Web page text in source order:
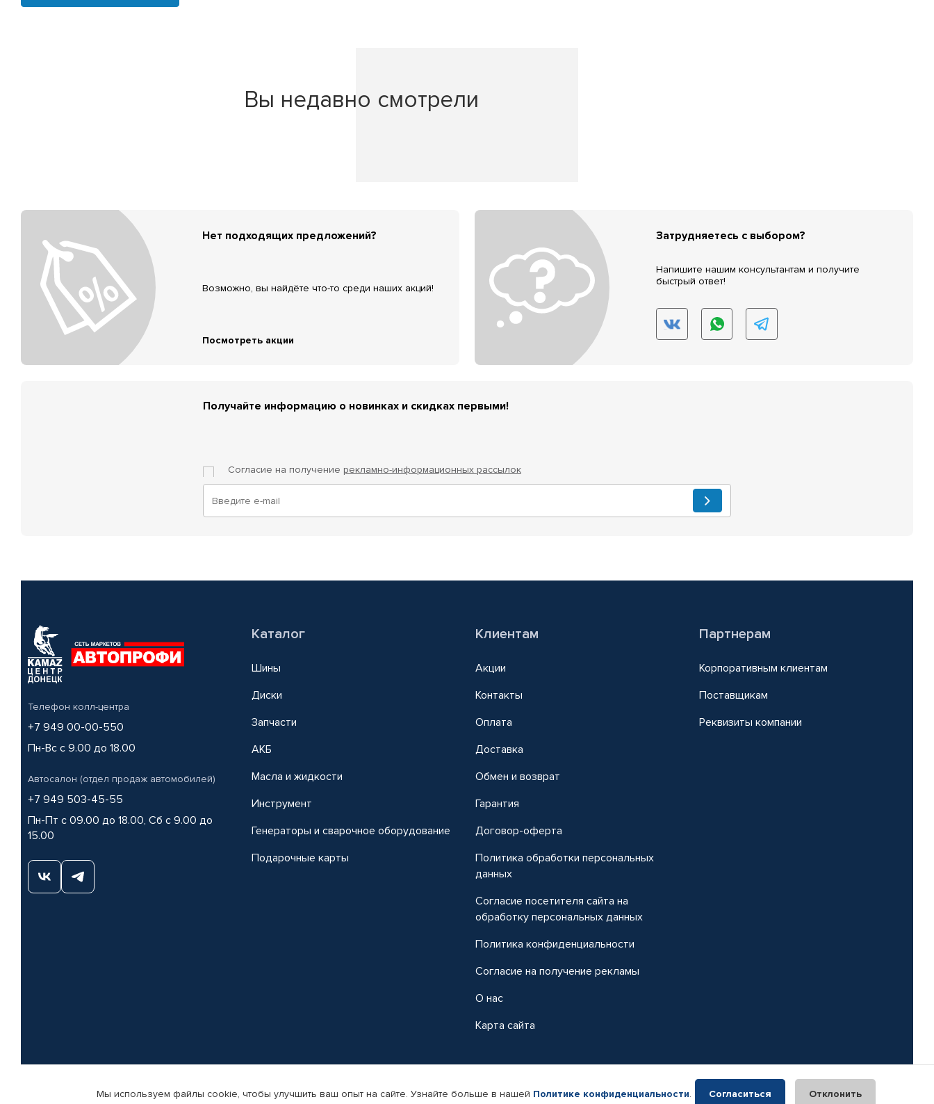
Вы недавно смотрели
Нет подходящих предложений?
Возможно, вы найдёте что-то среди наших акций!
Посмотреть акции
Затрудняетесь с выбором?
Напишите нашим консультантам и получите
быстрый ответ!
Получайте информацию о новинках и скидках первыми!
Согласие на получение рекламно-информационных рассылок
Телефон колл-центра
+7 949 00-00-550
Пн-Вс с 9.00 до 18.00
Автосалон (отдел продаж автомобилей)
+7 949 503-45-55
Пн-Пт с 09.00 до 18.00, Сб с 9.00 до
15.00
Каталог
Шины
Диски
Запчасти
АКБ
Масла и жидкости
Инструмент
Генераторы и сварочное оборудование
Подарочные карты
Клиентам
Акции
Контакты
Оплата
Доставка
Обмен и возврат
Гарантия
Договор-оферта
Политика обработки персональных
данных
Согласие посетителя сайта на
обработку персональных данных
Политика конфиденциальности
Согласие на получение рекламы
О нас
Карта сайта
Партнерам
Корпоративным клиентам
Поставщикам
Реквизиты компании
© КАМАЗ ЦЕНТР ДОНЕЦК, 2015-2026. Все права защищены. Интернет-магазин автомобильных товаров Автопрофи.
Мы используем файлы cookie, чтобы улучшить ваш опыт на сайте. Узнайте больше в нашей Политике конфиденциальности. Согласиться Отклонить